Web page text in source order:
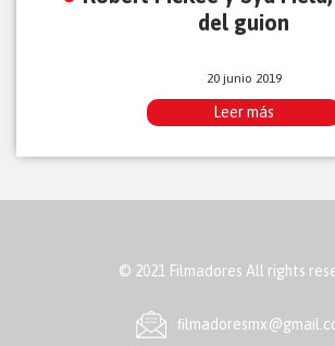
del guion
20 junio 2019
Leer más
© 2021 Filmadores All rights